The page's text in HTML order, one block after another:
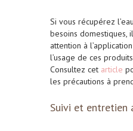
Si vous récupérez
besoins domestiques,
attention à
l’usage de ces
Consultez cet article
les précautions à
Suivi et entretien